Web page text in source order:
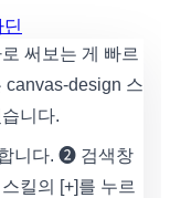
써보는 게 빠르
canvas-design 스
니다.
니다. ➋ 검색창
킬의 [+]를 누르